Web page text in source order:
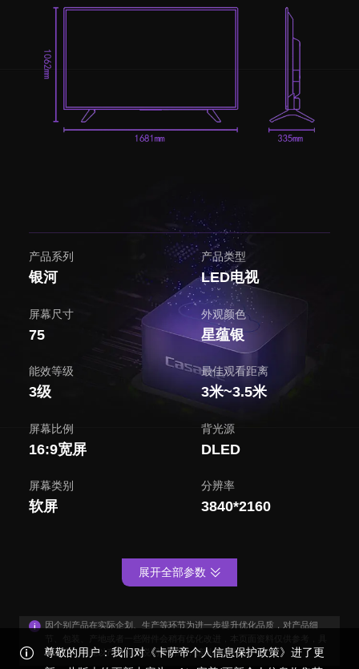
产品系列
银河
产品类型
LED电视
屏幕尺寸
75
外观颜色
星蕴银
能效等级
3级
最佳观看距离
3米~3.5米
屏幕比例
16:9宽屏
背光源
DLED
屏幕类别
软屏
分辨率
3840*2160
因个别产品在实际企划、生产等环节为进一步提升优化品质，对产品细
体外观与功能以产品装箱说明书为准，感谢您的谅解！
展开全部参数
尊敬的用户：我们对《卡萨帝个人信息保护政策》进了更